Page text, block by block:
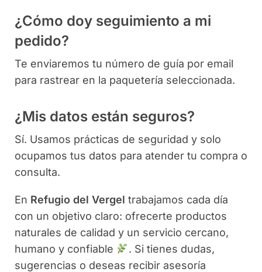
¿Cómo doy seguimiento a mi
pedido?
Te enviaremos tu número de guía por email
para rastrear en la paquetería seleccionada.
¿Mis datos están seguros?
Sí. Usamos prácticas de seguridad y solo
ocupamos tus datos para atender tu compra o
consulta.
En Refugio del Vergel trabajamos cada día
con un objetivo claro: ofrecerte productos
naturales de calidad y un servicio cercano,
humano y confiable
. Si tienes dudas,
sugerencias o deseas recibir asesoría